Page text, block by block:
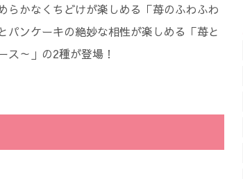
らかなくちどけが楽しめる「苺のふわふわ
ンケーキの絶妙な相性が楽しめる「苺と
～」の2種が登場！